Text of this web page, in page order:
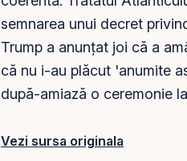
semnarea unui decret
Trump a anunțat joi că a
că nu i-au plăcut 'anumite
după-amiază o ceremonie
Vezi sursa originala